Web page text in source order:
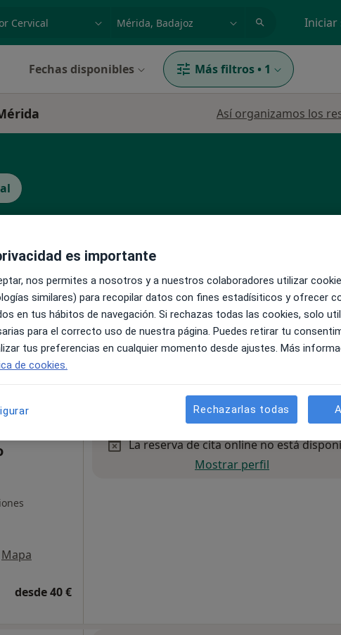
enfermedad o nombre
p. ej. Madrid Iniciar
Fechas disponibles Más filtros • 1
Así organizamos los
Cerezo
Mapa
Mapa
desde 40 €
La reserva de cita online no está
Mostrar perfil
es importante
nos permites a nosotros y a nuestros colaboradores utilizar
similares) para recopilar datos con fines estadísiticos y ofrecer
en tus hábitos de navegación. Si rechazas todas las cookies, solo
para el correcto uso de nuestra página. Puedes retirar tu
tus preferencias en cualquier momento desde ajustes. Más
de cookies.
Rechazarlas todas